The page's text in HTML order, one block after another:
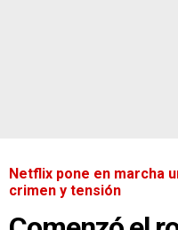
Netflix pone en marcha
crimen y tensión